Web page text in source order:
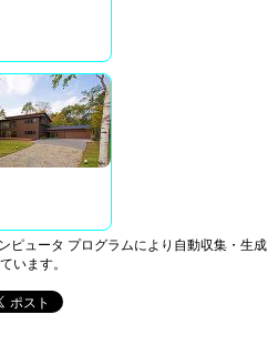
ピュータ プログラムにより自動収集・生成
います。